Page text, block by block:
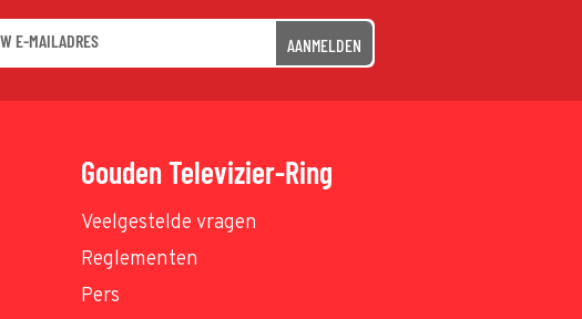
AANMELDEN
Gouden Televizier-Ring
Veelgestelde vragen
Reglementen
Pers